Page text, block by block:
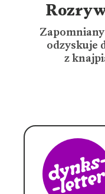
odzyskuje
z